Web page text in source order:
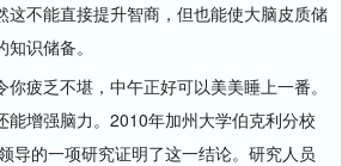
这不能直接提升智商，但也能使大脑皮质储
识储备。
疲乏不堪，中午正好可以美美睡上一番。
能增强脑力。2010年加州大学伯克利分校
导的一项研究证明了这一结论。研究人员